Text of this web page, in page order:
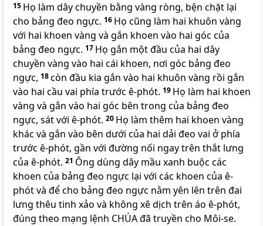
15 Họ làm dây chuyền bằng vàng ròng, bện chặt lại
cho bảng đeo ngực. 16 Họ cũng làm hai khuôn vàng
với hai khoen vàng và gắn khoen vào hai góc của
bảng đeo ngực. 17 Họ gắn một đầu của hai dây
chuyền vàng vào hai cái khoen, nơi góc bảng đeo
ngực, 18còn đầu kia gắn vào hai khuôn vàng rồi gắn
vào hai cầu vai phía trước ê-phót. 19 Họ làm hai khoen
vàng và gắn vào hai góc bên trong của bảng đeo
ngực, sát với ê-phót. 20 Họ làm thêm hai khoen vàng
khác và gắn vào bên dưới của hai dải đeo vai ở phía
trước ê-phót, gần với đường nối ngay trên thắt lưng
của ê-phót. 21 Ông dùng dây mầu xanh buộc các
khoen của bảng đeo ngực lại với các khoen của ê-
phót và để cho bảng đeo ngực nằm yên lên trên đai
lưng thêu tinh xảo và không xê dịch trên áo ê-phót,
đúng theo mạng lệnh CHÚAđã truyền cho Môi-se.